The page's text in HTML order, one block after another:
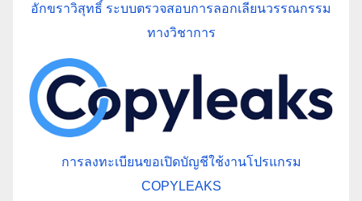
อักขราวิสุทธิ์ ระบบตรวจสอบการลอกเลียนวรรณกรรม
ทางวิชาการ
การลงทะเบียนขอเปิดบัญชีใช้งานโปรแกรม
COPYLEAKS